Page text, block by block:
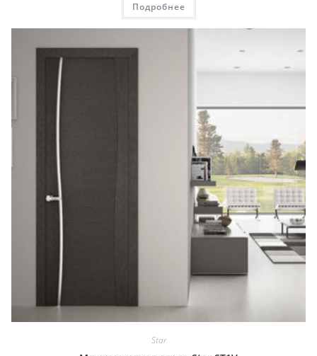
Подробнее
Star